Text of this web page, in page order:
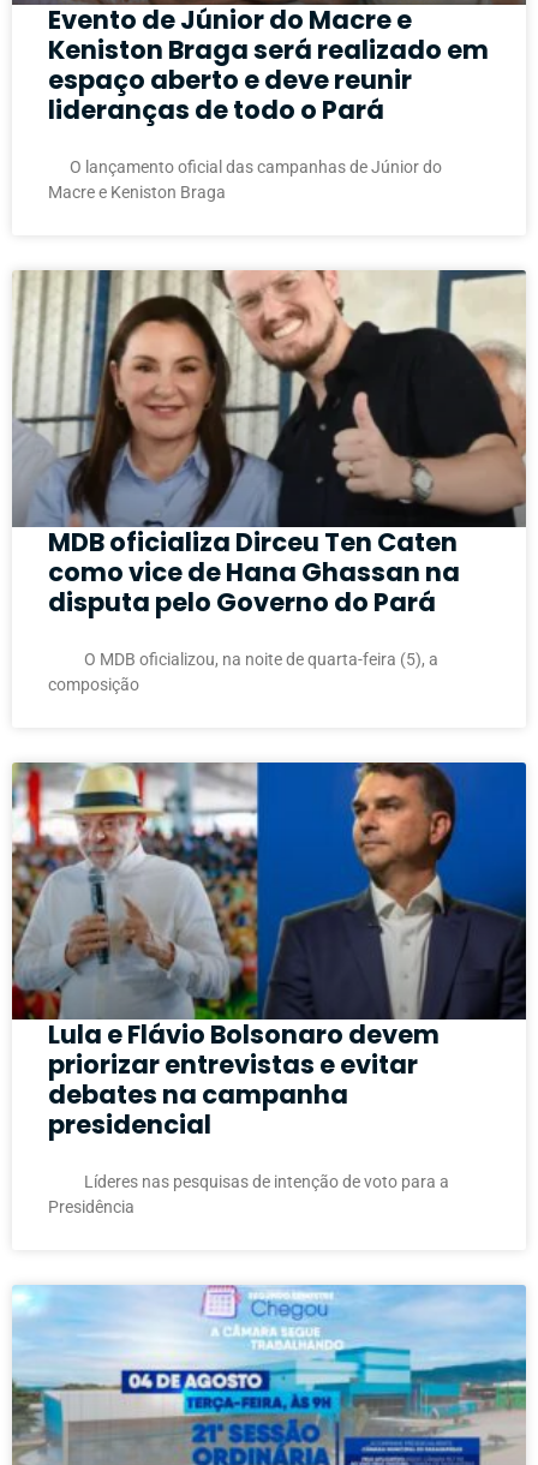
Evento de Júnior do Macre e
Keniston Braga será realizado em
espaço aberto e deve reunir
lideranças de todo o Pará
O lançamento oficial das campanhas de Júnior do
Macre e Keniston Braga
MDB oficializa Dirceu Ten Caten
como vice de Hana Ghassan na
disputa pelo Governo do Pará
O MDB oficializou, na noite de quarta-feira (5), a
composição
Lula e Flávio Bolsonaro devem
priorizar entrevistas e evitar
debates na campanha
presidencial
Líderes nas pesquisas de intenção de voto para a
Presidência